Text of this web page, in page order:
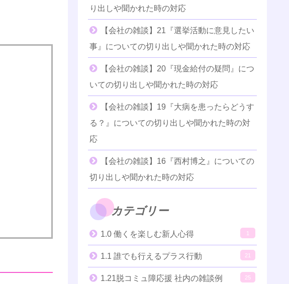
り出しや聞かれた時の対応
【会社の雑談】21『選挙活動に意見したい
事』についての切り出しや聞かれた時の対応
【会社の雑談】20『現金給付の疑問』につ
いての切り出しや聞かれた時の対応
【会社の雑談】19『大病を患ったらどうす
る？』についての切り出しや聞かれた時の対
応
【会社の雑談】16『西村博之』についての
切り出しや聞かれた時の対応
カテゴリー
1.0 働くを楽しむ新人心得 1
1.1 誰でも行えるプラス行動 21
1.21脱コミュ障応援 社内の雑談例 25